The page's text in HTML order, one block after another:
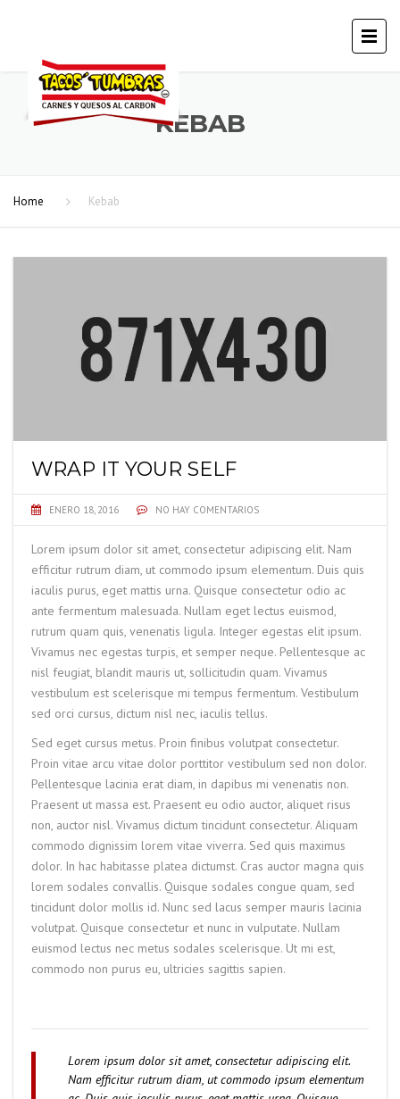
KEBAB
Home Kebab
WRAP IT YOUR SELF
ENERO 18, 2016 NO HAY COMENTARIOS
Lorem ipsum dolor sit amet, consectetur adipiscing elit. Nam
efficitur rutrum diam, ut commodo ipsum elementum. Duis quis
iaculis purus, eget mattis urna. Quisque consectetur odio ac
ante fermentum malesuada. Nullam eget lectus euismod,
rutrum quam quis, venenatis ligula. Integer egestas elit ipsum.
Vivamus nec egestas turpis, et semper neque. Pellentesque ac
nisl feugiat, blandit mauris ut, sollicitudin quam. Vivamus
vestibulum est scelerisque mi tempus fermentum. Vestibulum
sed orci cursus, dictum nisl nec, iaculis tellus.
Sed eget cursus metus. Proin finibus volutpat consectetur.
Proin vitae arcu vitae dolor porttitor vestibulum sed non dolor.
Pellentesque lacinia erat diam, in dapibus mi venenatis non.
Praesent ut massa est. Praesent eu odio auctor, aliquet risus
non, auctor nisl. Vivamus dictum tincidunt consectetur. Aliquam
commodo dignissim lorem vitae viverra. Sed quis maximus
dolor. In hac habitasse platea dictumst. Cras auctor magna quis
lorem sodales convallis. Quisque sodales congue quam, sed
tincidunt dolor mollis id. Nunc sed lacus semper mauris lacinia
volutpat. Quisque consectetur et nunc in vulputate. Nullam
euismod lectus nec metus sodales scelerisque. Ut mi est,
commodo non purus eu, ultricies sagittis sapien.
Lorem ipsum dolor sit amet, consectetur adipiscing elit.
Nam efficitur rutrum diam, ut commodo ipsum elementum